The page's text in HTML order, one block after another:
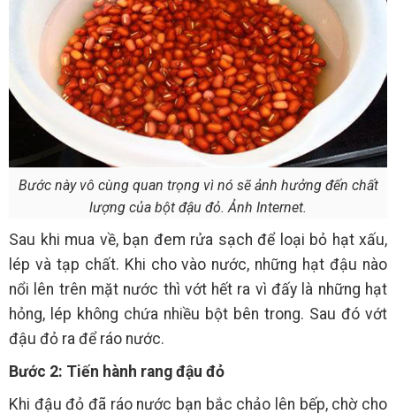
Bước này vô cùng quan trọng vì nó sẽ ảnh hưởng đến chất
lượng của bột đậu đỏ. Ảnh Internet.
Sau khi mua về, bạn đem rửa sạch để loại bỏ hạt xấu,
lép và tạp chất. Khi cho vào nước, những hạt đậu nào
nổi lên trên mặt nước thì vớt hết ra vì đấy là những hạt
hỏng, lép không chứa nhiều bột bên trong. Sau đó vớt
đậu đỏ ra để ráo nước.
Bước 2: Tiến hành rang đậu đỏ
Khi đậu đỏ đã ráo nước bạn bắc chảo lên bếp, chờ cho